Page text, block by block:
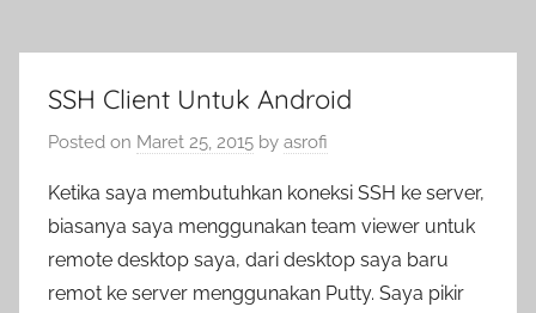
SSH Client Untuk Android
Posted on Maret 25, 2015 by asrofi
Ketika saya membutuhkan koneksi SSH ke server,
biasanya saya menggunakan team viewer untuk
remote desktop saya, dari desktop saya baru
remot ke server menggunakan Putty. Saya pikir